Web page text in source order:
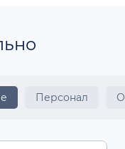
Персонал